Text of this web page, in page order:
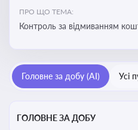
ПРО ЩО ТЕМА:
Контроль за відмиванням
сплати податків.
Головне за добу (AI) Усі
ГОЛОВНЕ ЗА ДОБУ